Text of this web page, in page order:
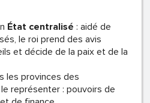
État centralisé : aidé de
le roi prend des avis
et décide de la paix et de la
les provinces des
représenter : pouvoirs de